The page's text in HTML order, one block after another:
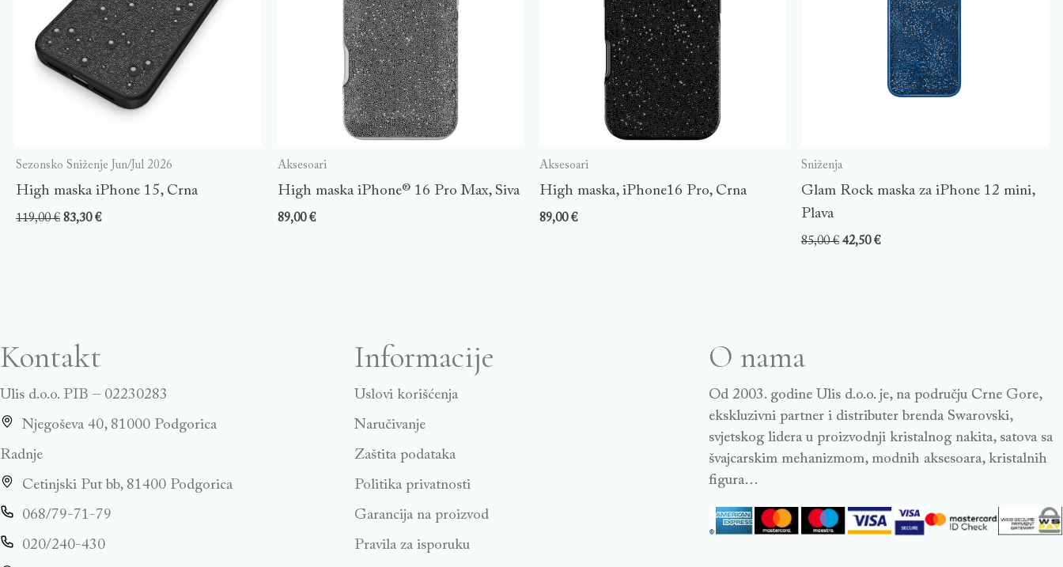
Sezonsko Sniženje Jun/Jul 2026
High maska iPhone 15, Crna
119,00€ 83,30€
Aksesoari
High maska iPhone® 16 Pro Max, Siva
89,00€
Aksesoari
High maska, iPhone16 Pro, Crna
89,00€
Sniženja
Glam Rock maska za iPhone 12 mini,
Plava
85,00€ 42,50€
Kontakt
Ulis d.o.o. PIB – 02230283
Njegoševa 40, 81000 Podgorica
Radnje
Cetinjski Put bb, 81400 Podgorica
068/79-71-79
020/240-430
Informacije
Uslovi korišćenja
Naručivanje
Zaštita podataka
Politika privatnosti
Garancija na proizvod
Pravila za isporuku
O nama
Od 2003. godine Ulis d.o.o. je, na području Crne Gore,
ekskluzivni partner i distributer brenda Swarovski,
svjetskog lidera u proizvodnji kristalnog nakita, satova sa
švajcarskim mehanizmom, modnih aksesoara, kristalnih
figura…